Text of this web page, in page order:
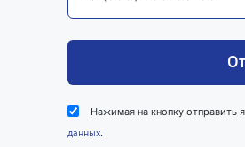
Нажимая на кнопку отправить
данных.